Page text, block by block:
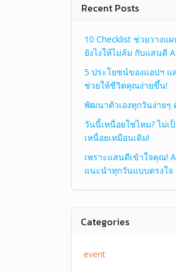
Recent Posts
10 Checklist ช่วยวางแ
ยังไงให้ไม่ล้ม กับแสนดี
5 ประโยชน์ของแอปฯ แ
ช่วยให้ชีวิตคุณง่ายขึ้น!
พัฒนาตัวเองทุกวันง่ายๆ
วันนี้เหนื่อยใช่ไหม? ไม่เ
เหนื่อยเหมือนเดิม!
เพราะแสนดีเข้าใจคุณ!
แนะนำทุกวันแบบตรงใจ
Categories
event